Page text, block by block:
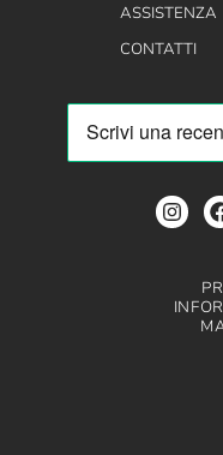
ASSISTENZA
CONTATTI